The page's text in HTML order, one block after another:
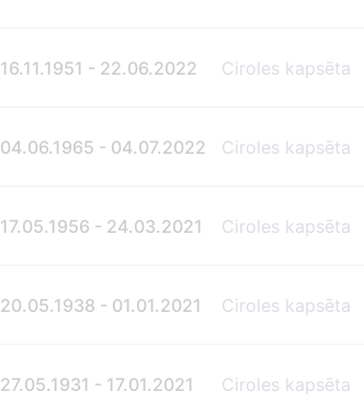
16.11.1951 - 22.06.2022 Ciroles kapsēta
04.06.1965 - 04.07.2022 Ciroles kapsēta
17.05.1956 - 24.03.2021 Ciroles kapsēta
20.05.1938 - 01.01.2021 Ciroles kapsēta
27.05.1931 - 17.01.2021 Ciroles kapsēta